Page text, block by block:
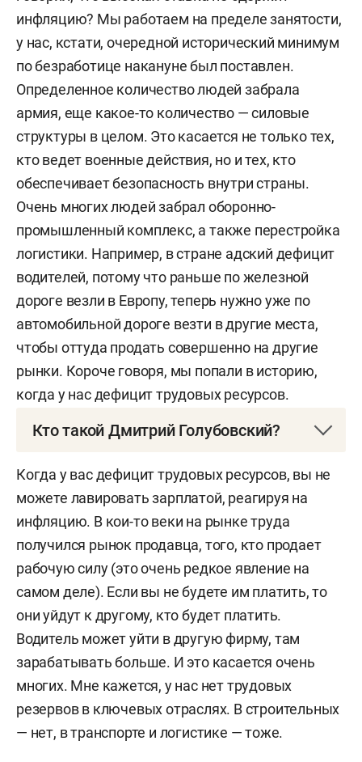
инфляцию? Мы работаем на пределе занятости,
у нас, кстати, очередной исторический минимум
по безработице накануне был поставлен.
Определенное количество людей забрала
армия, еще какое-то количество — силовые
структуры в целом. Это касается не только тех,
кто ведет военные действия, но и тех, кто
обеспечивает безопасность внутри страны.
Очень многих людей забрал оборонно-
промышленный комплекс, а также перестройка
логистики. Например, в стране адский дефицит
водителей, потому что раньше по железной
дороге везли в Европу, теперь нужно уже по
автомобильной дороге везти в другие места,
чтобы оттуда продать совершенно на другие
рынки. Короче говоря, мы попали в историю,
когда у нас дефицит трудовых ресурсов.
Кто такой Дмитрий Голубовский?
аналитик.
Окончил МГТУ им. Баумана. Аналитик
финансового и товарного рынков.
2009–2014 — аналитик холдинга АТОН.
2010–2014 — на общественных началах член
экспертного совета общественной организации
«Деловая Россия».
В настоящее время аналитик компании
«Золотой монетный дом».
Когда у вас дефицит трудовых ресурсов, вы не
можете лавировать зарплатой, реагируя на
инфляцию. В кои-то веки на рынке труда
получился рынок продавца, того, кто продает
рабочую силу (это очень редкое явление на
самом деле). Если вы не будете им платить, то
они уйдут к другому, кто будет платить.
Водитель может уйти в другую фирму, там
зарабатывать больше. И это касается очень
многих. Мне кажется, у нас нет трудовых
резервов в ключевых отраслях. В строительных
— нет, в транспорте и логистике — тоже.